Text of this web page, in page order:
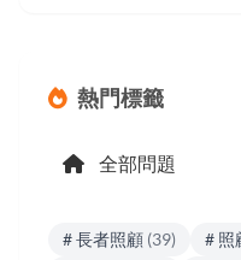
熱門標籤
全部問題
# 長者照顧 (39) # 照